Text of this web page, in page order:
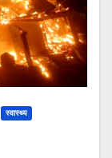
स्वास्थ्य